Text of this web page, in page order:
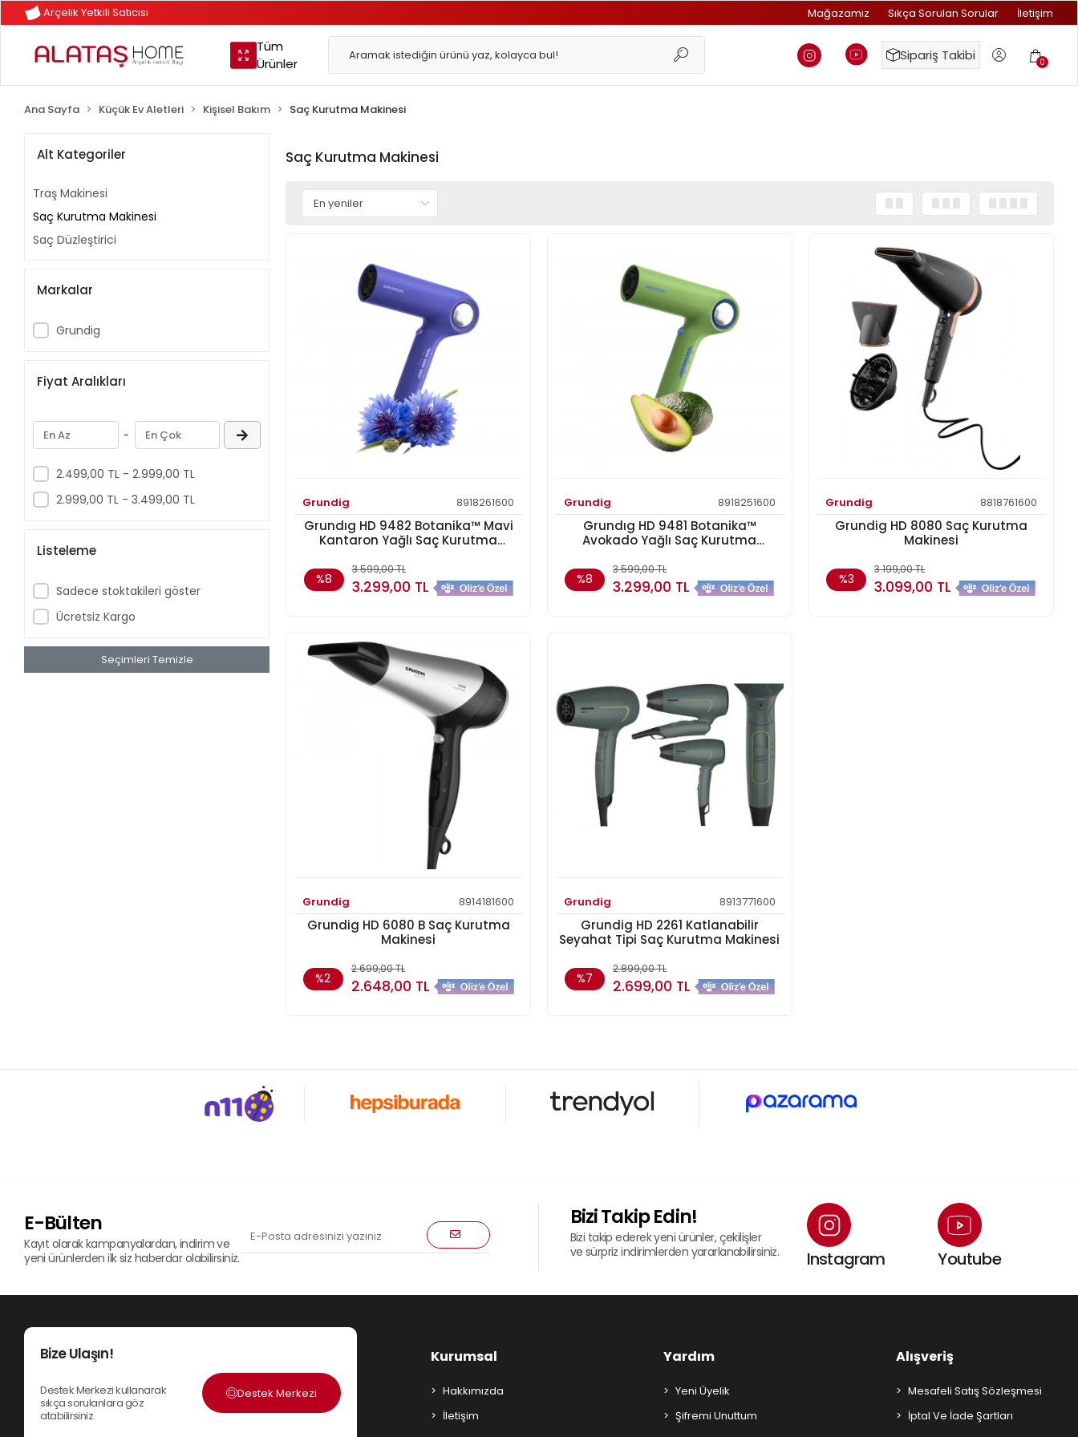
Arçelik Yetkili Satıcısı Mağazamız Sıkça Sorulan Sorular İletişim
Tüm
Ürünler
Sipariş Takibi 0
Ana Sayfa Küçük Ev Aletleri Kişisel Bakım Saç Kurutma Makinesi
Alt Kategoriler
Traş Makinesi
Saç Kurutma Makinesi
Saç Düzleştirici
Markalar
Grundig
Fiyat Aralıkları
-
2.499,00 TL - 2.999,00 TL
2.999,00 TL - 3.499,00 TL
Listeleme
Sadece stoktakileri göster
Ücretsiz Kargo
Seçimleri Temizle
Saç Kurutma Makinesi
Grundig 8918261600
Grundıg HD 9482 Botanika™ Mavi
Kantaron Yağlı Saç Kurutma
%8
3.599,00 TL
3.299,00 TL
Grundig 8918251600
Grundıg HD 9481 Botanika™
Avokado Yağlı Saç Kurutma
%8
3.599,00 TL
3.299,00 TL
Grundig 8818761600
Grundig HD 8080 Saç Kurutma
Makinesi
%3
3.199,00 TL
3.099,00 TL
Grundig 8914181600
Grundig HD 6080 B Saç Kurutma
Makinesi
%2
2.699,00 TL
2.648,00 TL
Grundig 8913771600
Grundig HD 2261 Katlanabilir
Seyahat Tipi Saç Kurutma Makinesi
%7
2.899,00 TL
2.699,00 TL
E-Bülten
Kayıt olarak kampanyalardan, indirim ve
yeni ürünlerden ilk siz haberdar olabilirsiniz.
Bizi Takip Edin!
Bizi takip ederek yeni ürünler, çekilişler
ve sürpriz indirimlerden yararlanabilirsiniz.
Instagram Youtube
Bize Ulaşın!
Destek Merkezi kullanarak
sıkça sorulanlara göz
atabilirsiniz.
Destek Merkezi
Kurumsal
Hakkımızda
İletişim
Yardım
Yeni Üyelik
Şifremi Unuttum
Alışveriş
Mesafeli Satış Sözleşmesi
İptal Ve İade Şartları